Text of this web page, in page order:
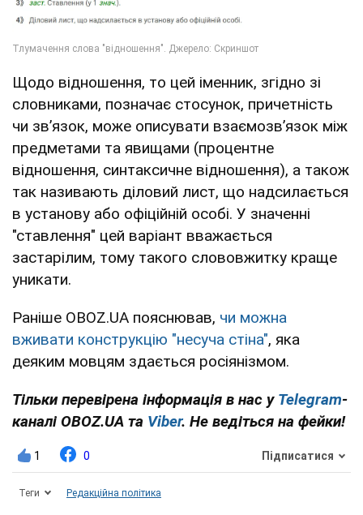
Щодо відношення, то цей іменник, згідно зі
словниками, позначає стосунок, причетність
чи зв’язок, може описувати взаємозв’язок між
предметами та явищами (процентне
відношення, синтаксичне відношення), а також
так називають діловий лист, що надсилається
в установу або офіційній особі. У значенні
"ставлення" цей варіант вважається
застарілим, тому такого слововжитку краще
уникати.
Раніше OBOZ.UA пояснював, чи можна
вживати конструкцію "несуча стіна", яка
деяким мовцям здається росіянізмом.
Тільки перевірена інформація в нас у Telegram-
каналі OBOZ.UA та Viber. Не ведіться на фейки!
1 0 Підписатися
Теги Редакційна політика